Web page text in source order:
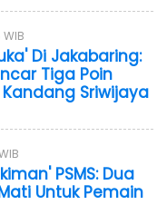
Di Jakabaring:
Tiga Poin
Sriwijaya
PSMS: Dua
Untuk Pemain